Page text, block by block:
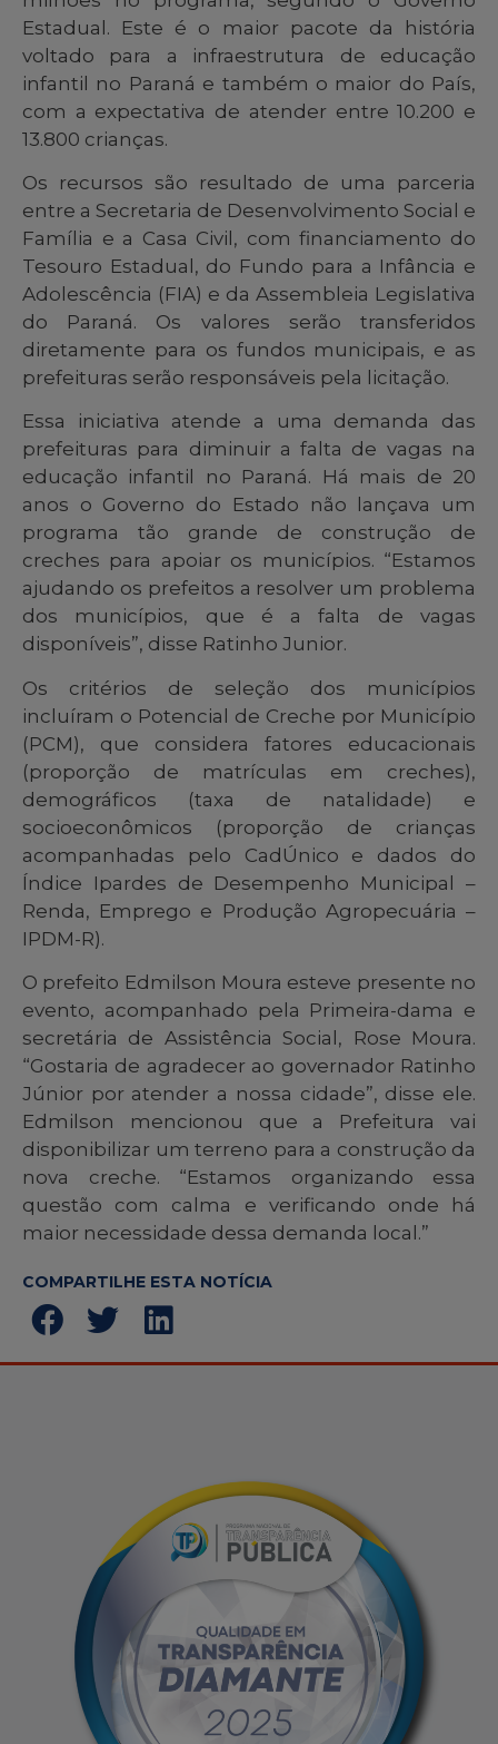
Estadual. Este é o maior pacote da história
voltado para a infraestrutura de educação
infantil no Paraná e também o maior do País,
com a expectativa de atender entre 10.200 e
13.800 crianças.
Os recursos são resultado de uma parceria
entre a Secretaria de Desenvolvimento Social e
Família e a Casa Civil, com financiamento do
Tesouro Estadual, do Fundo para a Infância e
Adolescência (FIA) e da Assembleia Legislativa
do Paraná. Os valores serão transferidos
diretamente para os fundos municipais, e as
prefeituras serão responsáveis pela licitação.
Essa iniciativa atende a uma demanda das
prefeituras para diminuir a falta de vagas na
educação infantil no Paraná. Há mais de 20
anos o Governo do Estado não lançava um
programa tão grande de construção de
creches para apoiar os municípios. “Estamos
ajudando os prefeitos a resolver um problema
dos municípios, que é a falta de vagas
disponíveis”, disse Ratinho Junior.
Os critérios de seleção dos municípios
incluíram o Potencial de Creche por Município
(PCM), que considera fatores educacionais
(proporção de matrículas em creches),
demográficos (taxa de natalidade) e
socioeconômicos (proporção de crianças
acompanhadas pelo CadÚnico e dados do
Índice Ipardes de Desempenho Municipal –
Renda, Emprego e Produção Agropecuária –
IPDM-R).
O prefeito Edmilson Moura esteve presente no
evento, acompanhado pela Primeira-dama e
secretária de Assistência Social, Rose Moura.
“Gostaria de agradecer ao governador Ratinho
Júnior por atender a nossa cidade”, disse ele.
Edmilson mencionou que a Prefeitura vai
disponibilizar um terreno para a construção da
nova creche. “Estamos organizando essa
questão com calma e verificando onde há
maior necessidade dessa demanda local.”
COMPARTILHE ESTA NOTÍCIA